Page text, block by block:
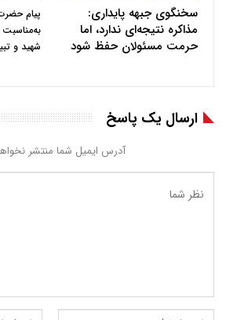
سخنگوی جبهه پایداری:
مذاکره نتیجه‌ای ندارد، اما
حرمت مسئولان حفظ شود
پیام
به‌مناسبت
شهید و
ارسال یک پاسخ
آدرس ایمیل شما منتشر